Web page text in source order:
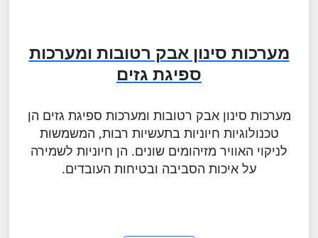
מערכות סינון אבק רטובות ומערכות
ספיגת גזים
מערכות סינון אבק רטובות ומערכות ספיגת גזים הן
טכנולוגיות חיוניות בתעשיות רבות, המשמשות
לניקוי האוויר מזיהומים שונים. הן חיוניות לשמירה
על איכות הסביבה ובטיחות העובדים.